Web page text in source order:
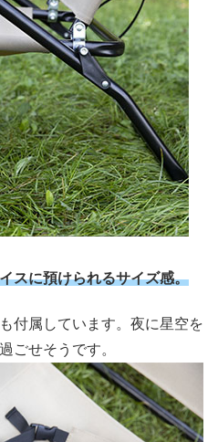
スに預けられるサイズ感。
付属しています。夜に星空を
ごせそうです。